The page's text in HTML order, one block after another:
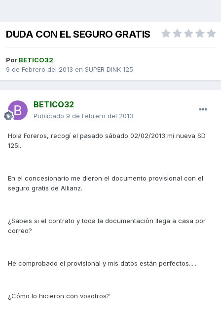
DUDA CON EL SEGURO GRATIS
Por BETICO32
9 de Febrero del 2013 en SUPER DINK 125
BETICO32
Publicado 9 de Febrero del 2013
Hola Foreros, recogí el pasado sábado 02/02/2013 mi nueva SD
125i.
En el concesionario me dieron el documento provisional con el
seguro gratis de Allianz.
¿Sabeis si el contrato y toda la documentación llega a casa por
correo?
He comprobado el provisional y mis datos están perfectos......
¿Cómo lo hicieron con vosotros?